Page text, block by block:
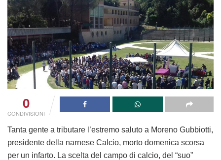
0
CONDIVISIONI
Tanta gente a tributare l’estremo saluto a Moreno Gubbiotti,
presidente della narnese Calcio, morto domenica scorsa
per un infarto. La scelta del campo di calcio, del “suo”